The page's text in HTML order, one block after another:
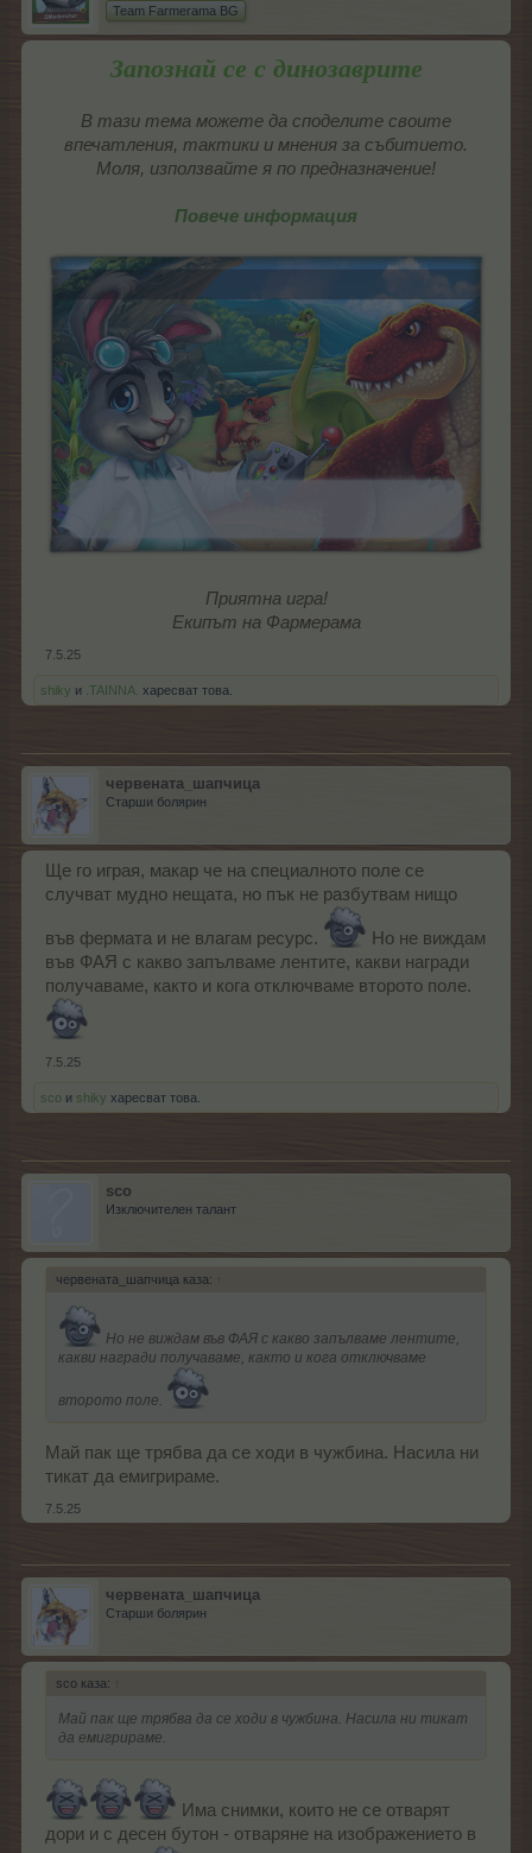
Team Farmerama BG
Запознай се с динозаврите
В тази тема можете да споделите своите
впечатления, тактики и мнения за събитието.
Моля, използвайте я по предназначение!
Повече информация
Приятна игра!
Екипът на Фармерама
7.5.25
shiky и .TAINNA. харесват това.
червената_шапчица
Старши болярин
Ще го играя, макар че на специалното поле се
случват мудно нещата, но пък не разбутвам нищо
във фермата и не влагам ресурс.
Но не виждам
във ФАЯ с какво запълваме лентите, какви награди
получаваме, както и кога отключваме второто поле.
7.5.25
sco и shiky харесват това.
sco
Изключителен талант
червената_шапчица каза: ↑
Но не виждам във ФАЯ с какво запълваме лентите,
какви награди получаваме, както и кога отключваме
второто поле.
Май пак ще трябва да се ходи в чужбина. Насила ни
тикат да емигрираме.
7.5.25
червената_шапчица
Старши болярин
sco каза: ↑
Май пак ще трябва да се ходи в чужбина. Насила ни тикат
да емигрираме.
Има снимки, които не се отварят
дори и с десен бутон - отваряне на изображението в